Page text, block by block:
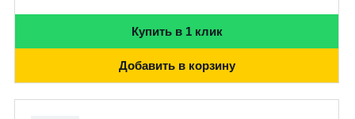
Купить в 1 клик
Добавить в корзину